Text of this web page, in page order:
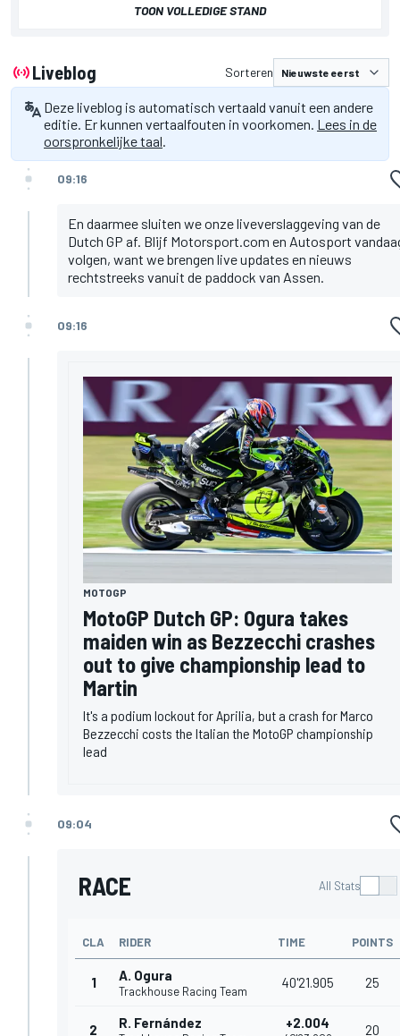
TOON VOLLEDIGE STAND
Liveblog Sorteren
Deze liveblog is automatisch vertaald vanuit een andere
editie. Er kunnen vertaalfouten in voorkomen. Lees in de
oorspronkelijke taal.
09:16
En daarmee sluiten we onze liveverslaggeving van de
Dutch GP af. Blijf Motorsport.com en Autosport
volgen, want we brengen live updates en nieuws
rechtstreeks vanuit de paddock van Assen.
09:16
MOTOGP
MotoGP Dutch GP: Ogura takes
maiden win as Bezzecchi crashes
out to give championship lead to
Martin
It's a podium lockout for Aprilia, but a crash for Marco
Bezzecchi costs the Italian the MotoGP championship
lead
09:04
RACE All Stats
CLA RIDER TIME POINTS
1 A. Ogura
Trackhouse Racing Team
40'21.905 25
2 R. Fernández +2.004 20